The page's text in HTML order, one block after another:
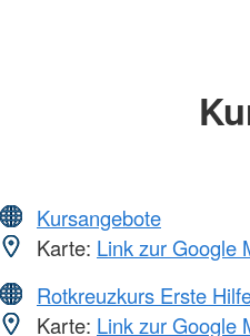
Kursangebote
Karte: Link zur Google
Rotkreuzkurs Erste
Karte: Link zur Google